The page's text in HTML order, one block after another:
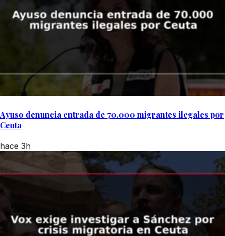
Ayuso denuncia entrada de 70.000 migrantes ilegales por
Ceuta
hace 3h